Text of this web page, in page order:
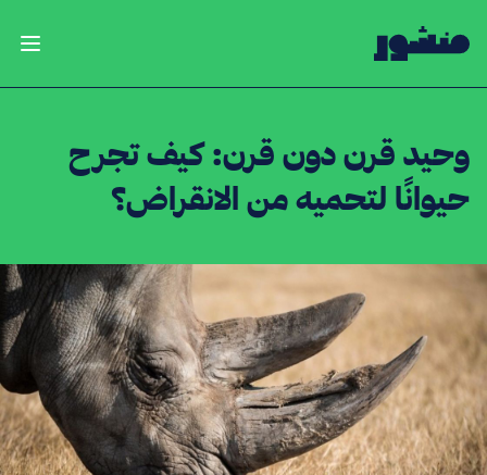
الصفحة الرئيسية
فتح
وحيد قرن دون قرن: كيف تجرح
حيوانًا لتحميه من الانقراض؟